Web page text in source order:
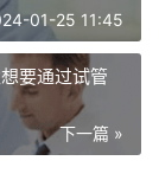
01-25 11:45
要通过试管
下一篇 »